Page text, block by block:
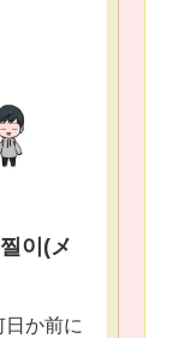
이(メ
日か前に